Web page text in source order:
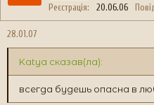
Реєстрація 20.06.06
28.01.07
Katya сказав(ла):
всегда будешь опасна в